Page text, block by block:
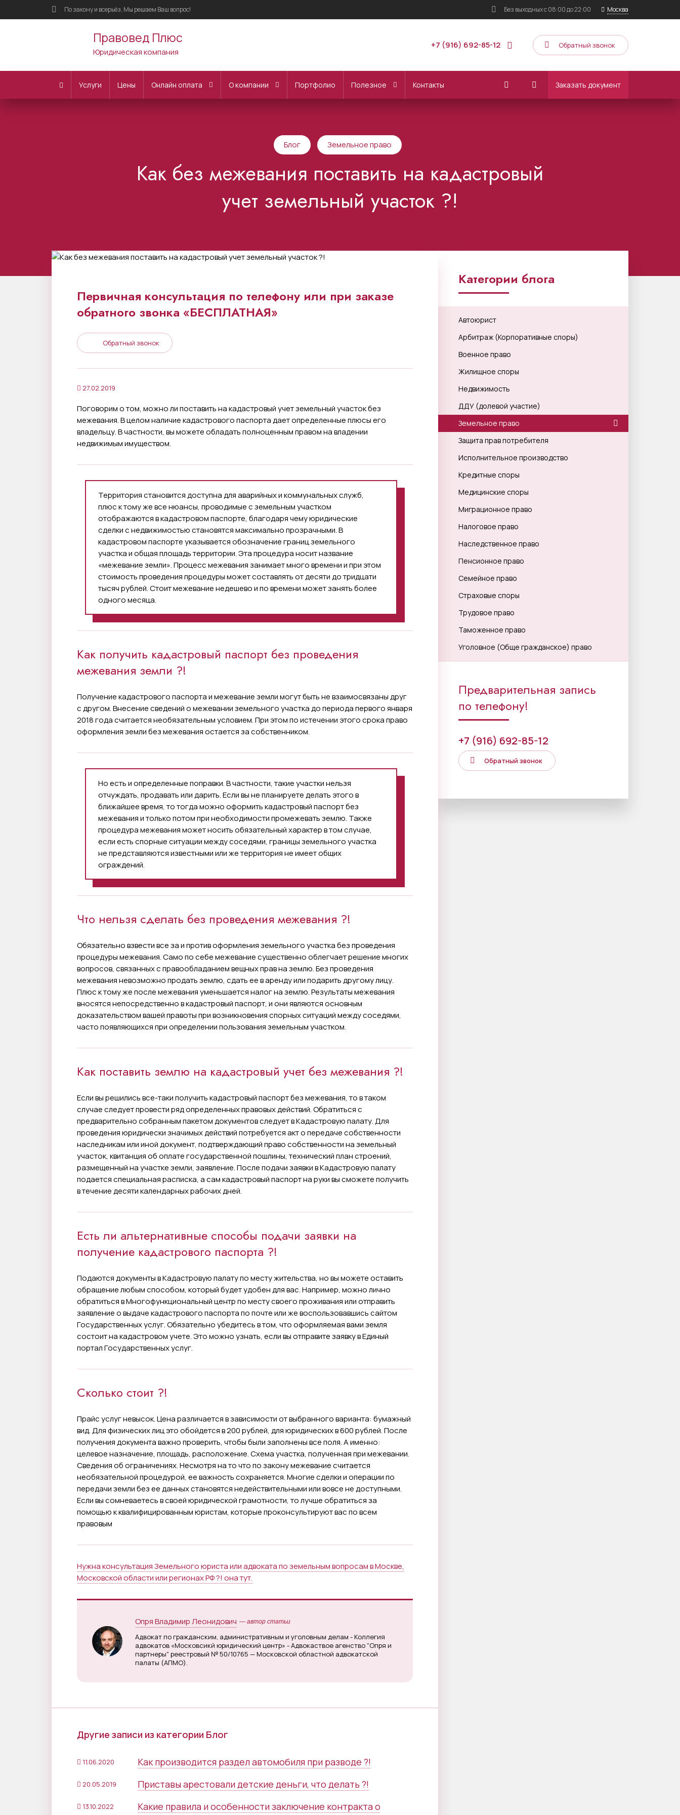
По закону и всерьёз, Мы решаем Ваш вопрос! Без выходныхс 08:00 до 22:00 Москва
Правовед Плюс
Юридическая компания
+7 (916) 692-85-12 Обратный звонок
Услуги Цены Онлайн оплата О компании Портфолио Полезное Контакты Заказать документ
Блог Земельное право
Как без межевания поставить на кадастровый
учет земельный участок ?!
Первичная консультация по телефону или при заказе
обратного звонка «БЕСПЛАТНАЯ»
Обратный звонок
27.02.2019
Поговорим о том, можно ли поставить на кадастровый учет земельный участок без
межевания. В целом наличие кадастрового паспорта дает определенные плюсы его
владельцу. В частности, вы можете обладать полноценным правом на владении
недвижимым имуществом.
Территория становится доступна для аварийных и коммунальных служб,
плюс к тому же все нюансы, проводимые с земельным участком
отображаются в кадастровом паспорте, благодаря чему юридические
сделки с недвижимостью становятся максимально прозрачными. В
кадастровом паспорте указывается обозначение границ земельного
участка и общая площадь территории. Эта процедура носит название
«межевание земли». Процесс межевания занимает много времени и при этом
стоимость проведения процедуры может составлять от десяти до тридцати
тысяч рублей. Стоит межевание недешево и по времени может занять более
одного месяца.
Как получить кадастровый паспорт без проведения
межевания земли ?!
Получение кадастрового паспорта и межевание земли могут быть не взаимосвязаны друг
с другом. Внесение сведений о межевании земельного участка до периода первого января
2018 года считается необязательным условием. При этом по истечении этого срока право
оформления земли без межевания остается за собственником.
Но есть и определенные поправки. В частности, такие участки нельзя
отчуждать, продавать или дарить. Если вы не планируете делать этого в
ближайшее время, то тогда можно оформить кадастровый паспорт без
межевания и только потом при необходимости промежевать землю. Также
процедура межевания может носить обязательный характер в том случае,
если есть спорные ситуации между соседями, границы земельного участка
не представляются известными или же территория не имеет общих
ограждений.
Что нельзя сделать без проведения межевания ?!
Обязательно взвести все за и против оформления земельного участка без проведения
процедуры межевания. Само по себе межевание существенно облегчает решение многих
вопросов, связанных с правообладанием вещных прав на землю. Без проведения
межевания невозможно продать землю, сдать ее в аренду или подарить другому лицу.
Плюс к тому же после межевания уменьшается налог на землю. Результаты межевания
вносятся непосредственно в кадастровый паспорт, и они являются основным
доказательством вашей правоты при возникновения спорных ситуаций между соседями,
часто появляющихся при определении пользования земельным участком.
Как поставить землю на кадастровый учет без межевания ?!
Если вы решились все-таки получить кадастровый паспорт без межевания, то в таком
случае следует провести ряд определенных правовых действий. Обратиться с
предварительно собранным пакетом документов следует в Кадастровую палату. Для
проведения юридически значимых действий потребуется акт о передаче собственности
наследникам или иной документ, подтверждающий право собственности на земельный
участок, квитанция об оплате государственной пошлины, технический план строений,
размещенный на участке земли, заявление. После подачи заявки в Кадастровую палату
подается специальная расписка, а сам кадастровый паспорт на руки вы сможете получить
в течение десяти календарных рабочих дней.
Есть ли альтернативные способы подачи заявки на
получение кадастрового паспорта ?!
Подаются документы в Кадастровую палату по месту жительства, но вы можете оставить
обращение любым способом, который будет удобен для вас. Например, можно лично
обратиться в Многофункциональный центр по месту своего проживания или отправить
заявление о выдаче кадастрового паспорта по почте или же воспользовавшись сайтом
Государственных услуг. Обязательно убедитесь в том, что оформляемая вами земля
состоит на кадастровом учете. Это можно узнать, если вы отправите заявку в Единый
портал Государственных услуг.
Сколько стоит ?!
Прайс услуг невысок. Цена различается в зависимости от выбранного варианта: бумажный
вид. Для физических лиц это обойдется в 200 рублей, для юридических в 600 рублей. После
получения документа важно проверить, чтобы были заполнены все поля. А именно:
целевое назначение, площадь, расположение. Схема участка, полученная при межевании.
Сведения об ограничениях. Несмотря на то что по закону межевание считается
необязательной процедурой, ее важность сохраняется. Многие сделки и операции по
передачи земли без ее данных становятся недействительными или вовсе не доступными.
Если вы сомневаетесь в своей юридической грамотности, то лучше обратиться за
помощью к квалифицированным юристам, которые проконсультируют вас по всем
правовым
Нужна консультация Земельного юриста или адвоката по земельным вопросам в Москве,
Московской области или регионах РФ ?! она тут.
Опря Владимир Леонидович — автор статьи
Адвокат по гражданским, административным и уголовным делам - Коллегия
адвокатов «Московсикй юридический центр» - Адвокаствое агенство "Опря и
партнеры" реестровый № 50/10765 — Московской областной адвокатской
палаты (АПМО).
Другие записи из категории Блог
11.06.2020 Как производится раздел автомобиля при разводе ?!
20.05.2019 Приставы арестовали детские деньги, что делать ?!
13.10.2022
Какие правила и особенности заключение контракта о
Категории блога
Автоюрист
Арбитраж (Корпоративные споры)
Военное право
Жилищное споры
Недвижимость
ДДУ (долевой участие)
Земельное право
Защита прав потребителя
Исполнительное производство
Кредитные споры
Медицинские споры
Миграционное право
Налоговое право
Наследственное право
Пенсионное право
Семейное право
Страховые споры
Трудовое право
Таможенное право
Уголовное (Обще гражданское) право
Предварительная запись
по телефону!
+7 (916) 692-85-12
Обратный звонок